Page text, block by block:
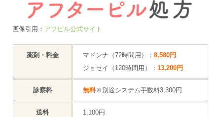
画像引用： アフピル公式サイト
薬剤・料金 マドンナ（72時間用）： 8,580円
ジョセイ（120時間用）： 13,200円
診察料 無料※別途システム手数料3,300円
送料 1,100円